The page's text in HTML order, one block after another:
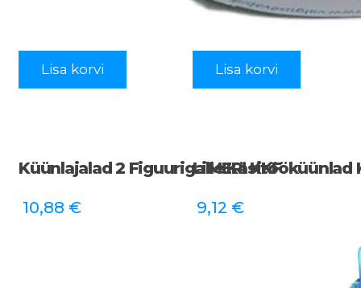
Lisa korvi Lisa korvi
Küünlajalad 2 Figuuriga MERI KKF
10,88 €
Lille Käsitööküünlad
9,12 €